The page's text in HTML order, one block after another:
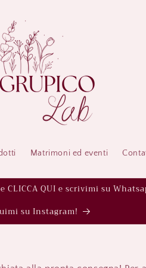
Matrimoni ed eventi
QUI e scrivimi su
su Instagram!